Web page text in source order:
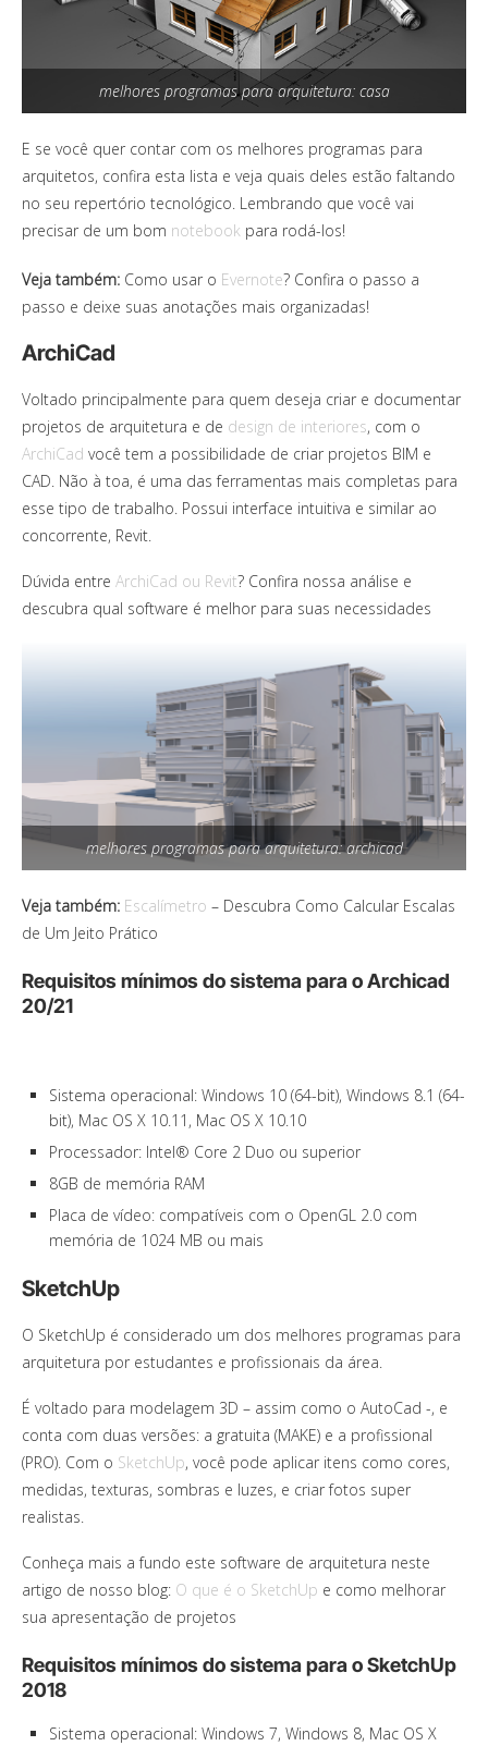
melhores programas para arquitetura: casa
E se você quer contar com os melhores programas para
arquitetos, confira esta lista e veja quais deles estão faltando
no seu repertório tecnológico. Lembrando que você vai
precisar de um bom notebook para rodá-los!
Veja também: Como usar o Evernote? Confira o passo a
passo e deixe suas anotações mais organizadas!
ArchiCad
Voltado principalmente para quem deseja criar e documentar
projetos de arquitetura e de design de interiores, com o
ArchiCad você tem a possibilidade de criar projetos BIM e
CAD. Não à toa, é uma das ferramentas mais completas para
esse tipo de trabalho. Possui interface intuitiva e similar ao
concorrente, Revit.
Dúvida entre ArchiCad ou Revit? Confira nossa análise e
descubra qual software é melhor para suas necessidades
melhores programas para arquitetura: archicad
Veja também: Escalímetro – Descubra Como Calcular Escalas
de Um Jeito Prático
Requisitos mínimos do sistema para o Archicad
20/21
Sistema operacional: Windows 10 (64-bit), Windows 8.1 (64-
bit), Mac OS X 10.11, Mac OS X 10.10
Processador: Intel® Core 2 Duo ou superior
8GB de memória RAM
Placa de vídeo: compatíveis com o OpenGL 2.0 com
memória de 1024 MB ou mais
SketchUp
O SketchUp é considerado um dos melhores programas para
arquitetura por estudantes e profissionais da área.
É voltado para modelagem 3D – assim como o AutoCad -, e
conta com duas versões: a gratuita (MAKE) e a profissional
(PRO). Com o SketchUp, você pode aplicar itens como cores,
medidas, texturas, sombras e luzes, e criar fotos super
realistas.
Conheça mais a fundo este software de arquitetura neste
artigo de nosso blog: O que é o SketchUp e como melhorar
sua apresentação de projetos
Requisitos mínimos do sistema para o SketchUp
2018
Sistema operacional: Windows 7, Windows 8, Mac OS X